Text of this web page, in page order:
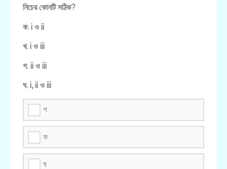
নিচের কোনটি সঠিক?
ক. i ও ii
খ. i ও iii
গ. ii ও iii
ঘ. i, ii ও iii
গ
ক
ঘ